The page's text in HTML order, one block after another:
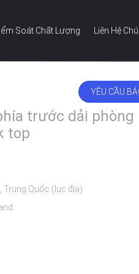
Soát Chất Lượng Liên Hệ
YÊU CẦU
trước dải phòng
top
Trung Quốc (lục địa)